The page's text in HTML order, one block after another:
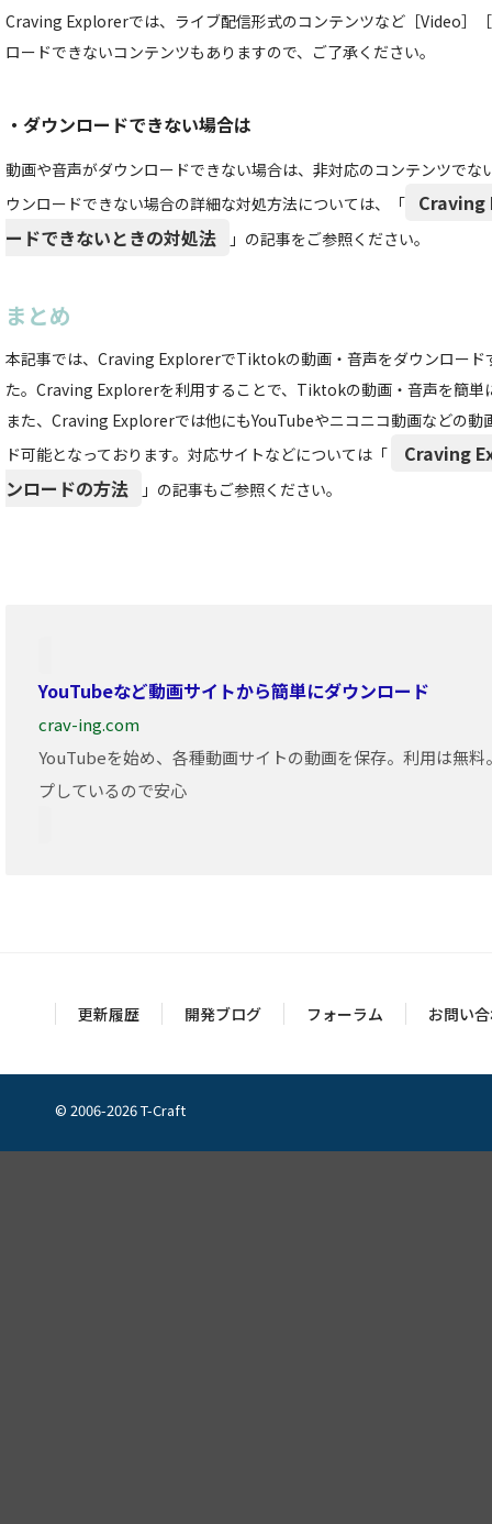
Craving Explorerでは、ライブ配信形式のコンテンツなど［Video］
ロードできないコンテンツもありますので、ご了承ください。
・ダウンロードできない場合は
動画や音声がダウンロードできない場合は、非対応のコンテンツでな
ウンロードできない場合の詳細な対処方法については、「
Craving
ードできないときの対処法
」の記事をご参照ください。
まとめ
本記事では、Craving ExplorerでTiktokの動画・音声をダウンロード
た。Craving Explorerを利用することで、Tiktokの動画・音声を簡単
また、Craving Explorerでは他にもYouTubeやニコニコ動画などの動
ド可能となっております。対応サイトなどについては「
Craving
ンロードの方法
」の記事もご参照ください。
YouTubeなど動画サイトから簡単にダウンロード
crav-ing.com
YouTubeを始め、各種動画サイトの動画を保存。利用は無
プしているので安心
更新履歴 開発ブログ フォーラム お問い
© 2006-2026 T-Craft